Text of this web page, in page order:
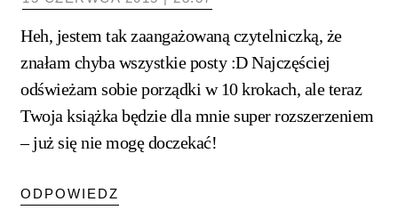
Heh, jestem tak zaangażowaną czytelniczką, że
znałam chyba wszystkie posty :D Najczęściej
odświeżam sobie porządki w 10 krokach, ale teraz
Twoja książka będzie dla mnie super rozszerzeniem
– już się nie mogę doczekać!
ODPOWIEDZ